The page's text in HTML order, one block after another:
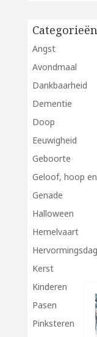
Categorieën
Angst
Avondmaal
Dankbaarheid
Dementie
Doop
Eeuwigheid
Geboorte
Geloof, hoop
Genade
Halloween
Hemelvaart
Hervormingsdag
Kerst
Kinderen
Pasen
Pinksteren